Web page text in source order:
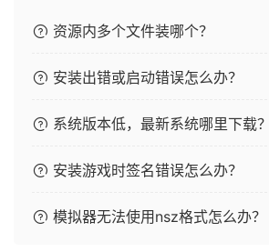
资源内多个文件装哪个？
安装出错或启动错误怎么办？
系统版本低，最新系统哪里下载？
安装游戏时签名错误怎么办？
模拟器无法使用nsz格式怎么办？